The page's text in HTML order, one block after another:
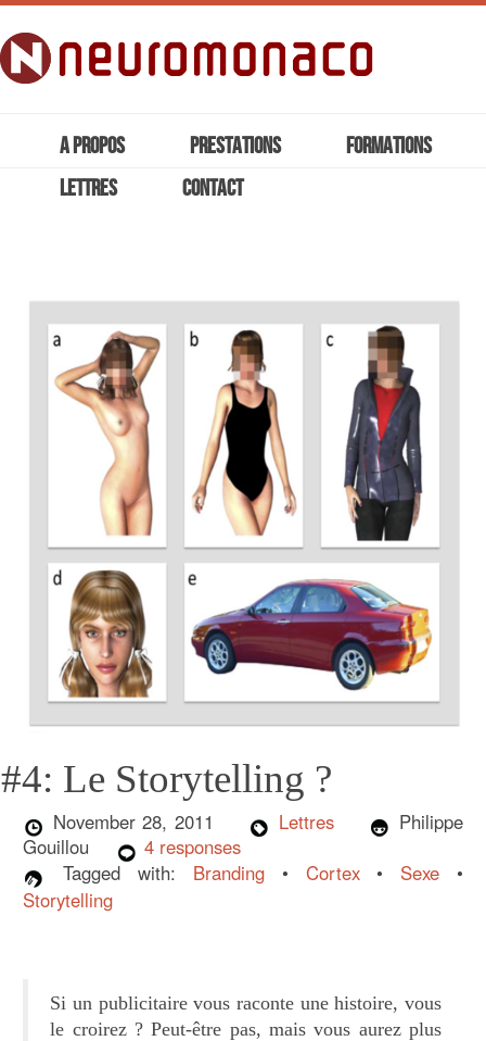
A PROPOS PRESTATIONS
FORMATIONS
LETTRES
CONTACT
#4: Le Storytelling ?
November 28, 2011 Lettres
Philippe
Gouillou
4 responses
Tagged with: Branding• Cortex• Sexe •
Storytelling
Si un publicitaire vous raconte une histoire, vous
le croirez ? Peut-être pas, mais vous aurez plus